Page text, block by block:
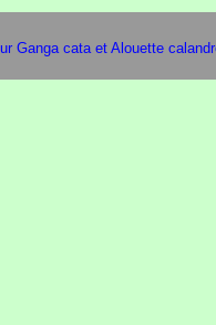
Ganga cata et Alouette